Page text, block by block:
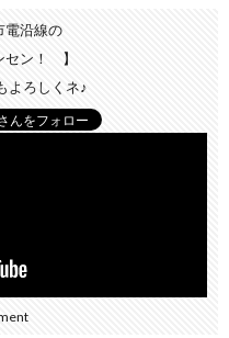
電沿線の
セン！ 】
よろしくネ♪